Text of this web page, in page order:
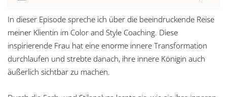
In dieser Episode spreche ich über die beeindruckende Reise
meiner Klientin im Color and Style Coaching. Diese
inspirierende Frau hat eine enorme innere Transformation
durchlaufen und strebte danach, ihre innere Königin auch
äußerlich sichtbar zu machen.